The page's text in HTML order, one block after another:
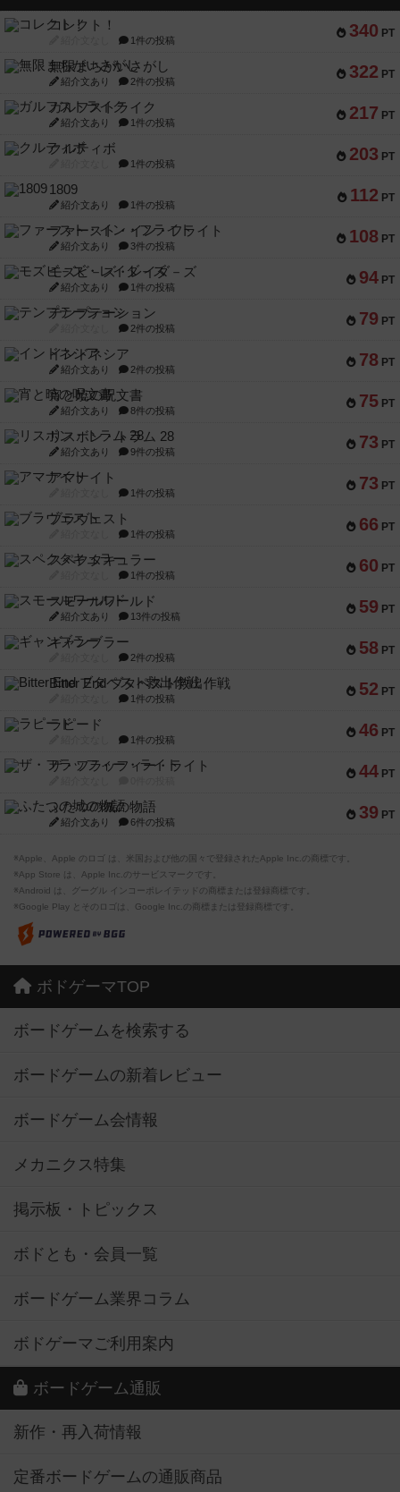
340 PT
コレクト！
1件の投稿
322 PT
無限まちがいさがし
紹介文あり 2件の投稿
217 PT
ガルフストライク
紹介文あり 1件の投稿
203 PT
クルティボ
1件の投稿
112 PT
1809
紹介文あり 1件の投稿
108 PT
ファースト・イン・フライト
紹介文あり 3件の投稿
94 PT
モズビ－ズ・レイダ－ズ
紹介文あり 1件の投稿
79 PT
テンプテーション
2件の投稿
78 PT
インドネシア
紹介文あり 2件の投稿
75 PT
宵と暁の呪文書
紹介文あり 8件の投稿
73 PT
リスボン・トラム 28
紹介文あり 9件の投稿
73 PT
アマナイト
1件の投稿
66 PT
ブラヴェスト
1件の投稿
60 PT
スペクタキュラー
1件の投稿
59 PT
スモールワールド
紹介文あり 13件の投稿
58 PT
ギャンブラー
2件の投稿
52 PT
Bitter End ブタペスト救出作戦
1件の投稿
46 PT
ラピード
1件の投稿
44 PT
ザ・フラッフィー・ライト
39 PT
ふたつの城の物語
紹介文あり 6件の投稿
※Apple、Apple のロゴ は、米国および他の国々で登録されたApple Inc.の商標です。
※App Store は、Apple Inc.のサービスマークです。
※Android は、グーグル インコーポレイテッドの商標または登録商標です。
※Google Play とそのロゴは、Google Inc.の商標または登録商標です。
ボドゲーマTOP
ボードゲームを検索する
ボードゲームの新着レビュー
ボードゲーム会情報
メカニクス特集
掲示板・トピックス
ボドとも・会員一覧
ボードゲーム業界コラム
ボドゲーマご利用案内
ボードゲーム通販
新作・再入荷情報
定番ボードゲームの通販商品